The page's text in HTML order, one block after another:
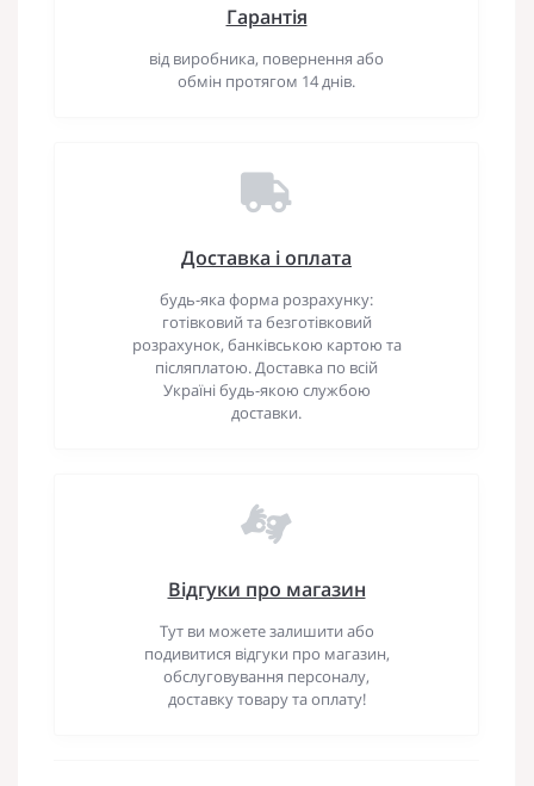
Гарантія
від виробника, повернення або
обмін протягом 14 днів.
Доставка і оплата
будь-яка форма розрахунку:
готівковий та безготівковий
розрахунок, банківською картою та
післяплатою. Доставка по всій
Україні будь-якою службою
доставки.
Відгуки про магазин
Тут ви можете залишити або
подивитися відгуки про магазин,
обслуговування персоналу,
доставку товару та оплату!